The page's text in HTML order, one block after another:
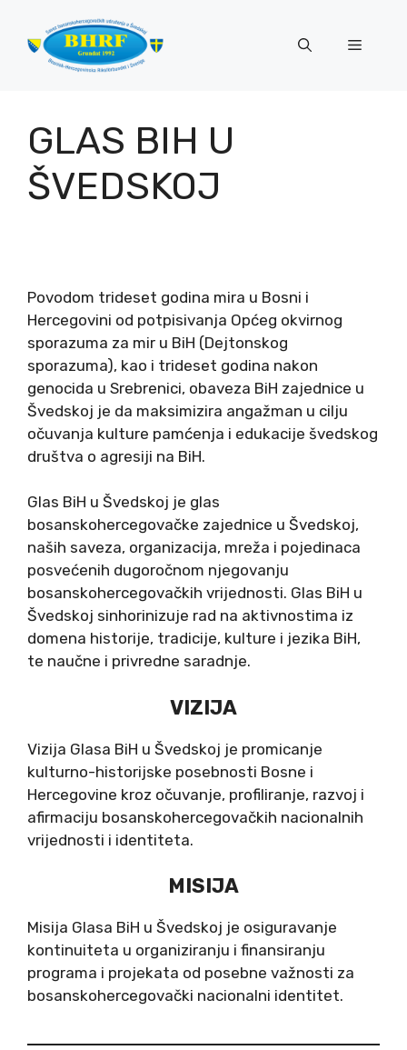
sadržaj
GLAS BIH U
ŠVEDSKOJ
Povodom trideset godina mira u Bosni i
Hercegovini od potpisivanja Općeg okvirnog
sporazuma za mir u BiH (Dejtonskog
sporazuma), kao i trideset godina nakon
genocida u Srebrenici, obaveza BiH zajednice u
Švedskoj je da maksimizira angažman u cilju
očuvanja kulture pamćenja i edukacije švedskog
društva o agresiji na BiH.
Glas BiH u Švedskoj je glas
bosanskohercegovačke zajednice u Švedskoj,
naših saveza, organizacija, mreža i pojedinaca
posvećenih dugoročnom njegovanju
bosanskohercegovačkih vrijednosti. Glas BiH u
Švedskoj sinhorinizuje rad na aktivnostima iz
domena historije, tradicije, kulture i jezika BiH,
te naučne i privredne saradnje.
VIZIJA
Vizija Glasa BiH u Švedskoj je promicanje
kulturno-historijske posebnosti Bosne i
Hercegovine kroz očuvanje, profiliranje, razvoj i
afirmaciju bosanskohercegovačkih nacionalnih
vrijednosti i identiteta.
MISIJA
Misija Glasa BiH u Švedskoj je osiguravanje
kontinuiteta u organiziranju i finansiranju
programa i projekata od posebne važnosti za
bosanskohercegovački nacionalni identitet.